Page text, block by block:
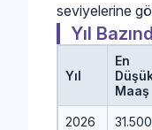
seviyelerine
Yıl
Yıl
En
Maaş
2026